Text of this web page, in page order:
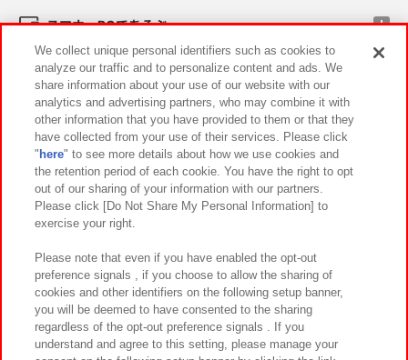
スマホ・PCであそぶ
イベント・キャンペーン
関連会社 サステナビリティ サイトポリシー
プライバシーポリシー ウェブアクセシビリティ方針と検証結果
お取引先さまとともに
カスタマーハラスメント対応方針 よくあるご質問・お問い合わせ
We collect unique personal identifiers such as cookies to
analyze our traffic and to personalize content and ads. We
share information about your use of our website with our
analytics and advertising partners, who may combine it with
other information that you have provided to them or that they
have collected from your use of their services. Please click
" here" to see more details about how we use cookies and
the retention period of each cookie. You have the right to opt
out of our sharing of your information with our partners.
Please click [Do Not Share My Personal Information] to
exercise your right.
Please note that even if you have enabled the opt-out
preference signals , if you choose to allow the sharing of
cookies and other identifiers on the following setup banner,
you will be deemed to have consented to the sharing
regardless of the opt-out preference signals . If you
understand and agree to this setting, please manage your